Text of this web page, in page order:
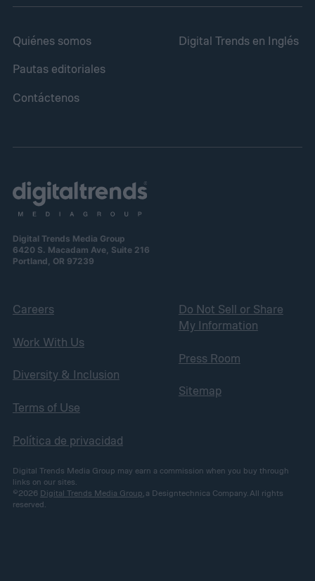
Quiénes somos
Pautas editoriales
Contáctenos
Digital Trends en Inglés
Digital Trends Media Group
6420 S. Macadam Ave, Suite 216
Portland, OR 97239
Careers
Work With Us
Diversity & Inclusion
Terms of Use
Política de privacidad
Do Not Sell or Share
My Information
Press Room
Sitemap
Digital Trends Media Group may earn a commission when you buy through
links on our sites.
©2026 Digital Trends Media Group, a Designtechnica Company. All rights
reserved.